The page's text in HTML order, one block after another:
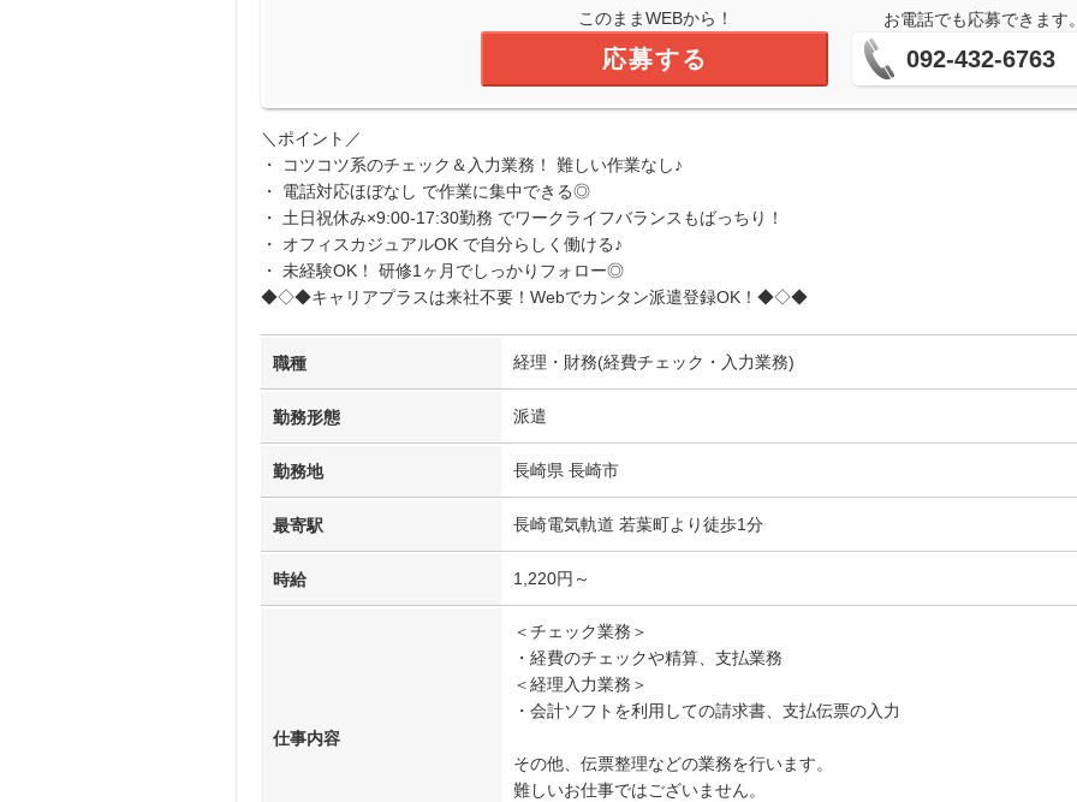
このままWEBから！
応募する
お電話でも応募できます
092-432-6763
＼ポイント／
・ コツコツ系のチェック＆入力業務！ 難しい作業なし♪
・ 電話対応ほぼなし で作業に集中できる◎
・ 土日祝休み×9:00-17:30勤務 でワークライフバランスもばっちり！
・ オフィスカジュアルOK で自分らしく働ける♪
・ 未経験OK！ 研修1ヶ月でしっかりフォロー◎
◆◇◆キャリアプラスは来社不要！Webでカンタン派遣登録OK！◆◇◆
職種 経理・財務(経費チェック・入力業務)
勤務形態 派遣
勤務地 長崎県 長崎市
最寄駅 長崎電気軌道 若葉町より徒歩1分
時給 1,220円～
仕事内容
＜チェック業務＞
・経費のチェックや精算、支払業務
＜経理入力業務＞
・会計ソフトを利用しての請求書、支払伝票の入力
その他、伝票整理などの業務を行います。
難しいお仕事ではございません。